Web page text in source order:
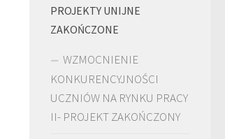
PROJEKTY UNIJNE
ZAKOŃCZONE
WZMOCNIENIE
KONKURENCYJNOŚCI
UCZNIÓW NA RYNKU PRACY
II- PROJEKT ZAKOŃCZONY